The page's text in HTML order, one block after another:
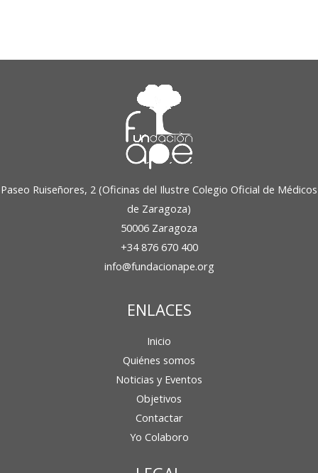
Paseo Ruiseñores, 2 (Oficinas del Ilustre Colegio Oficial de Médicos
de Zaragoza)
50006 Zaragoza
+34 876 670 400
info@fundacionape.org
ENLACES
Inicio
Quiénes somos
Noticias y Eventos
Objetivos
Contactar
Yo Colaboro